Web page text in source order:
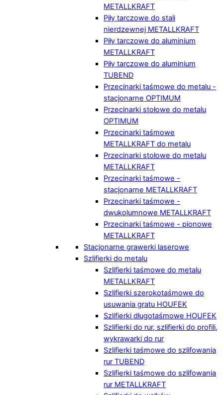
METALLKRAFT
Piły tarczowe do stali
nierdzewnej METALLKRAFT
Piły tarczowe do aluminium
METALLKRAFT
Piły tarczowe do aluminium
TUBEND
Przecinarki taśmowe do metalu -
stacjonarne OPTIMUM
Przecinarki stołowe do metalu
OPTIMUM
Przecinarki taśmowe
METALLKRAFT do metalu
Przecinarki stołowe do metalu
METALLKRAFT
Przecinarki taśmowe -
stacjonarne METALLKRAFT
Przecinarki taśmowe -
dwukolumnowe METALLKRAFT
Przecinarki taśmowe - pionowe
METALLKRAFT
Stacjonarne grawerki laserowe
Szlifierki do metalu
Szlifierki taśmowe do metalu
METALLKRAFT
Szlifierki szerokotaśmowe do
usuwania gratu HOUFEK
Szlifierki długotaśmowe HOUFEK
Szlifierki do rur, szlifierki do profili,
wykrawarki do rur
Szlifierki taśmowe do szlifowania
rur TUBEND
Szlifierki taśmowe do szlifowania
rur METALLKRAFT